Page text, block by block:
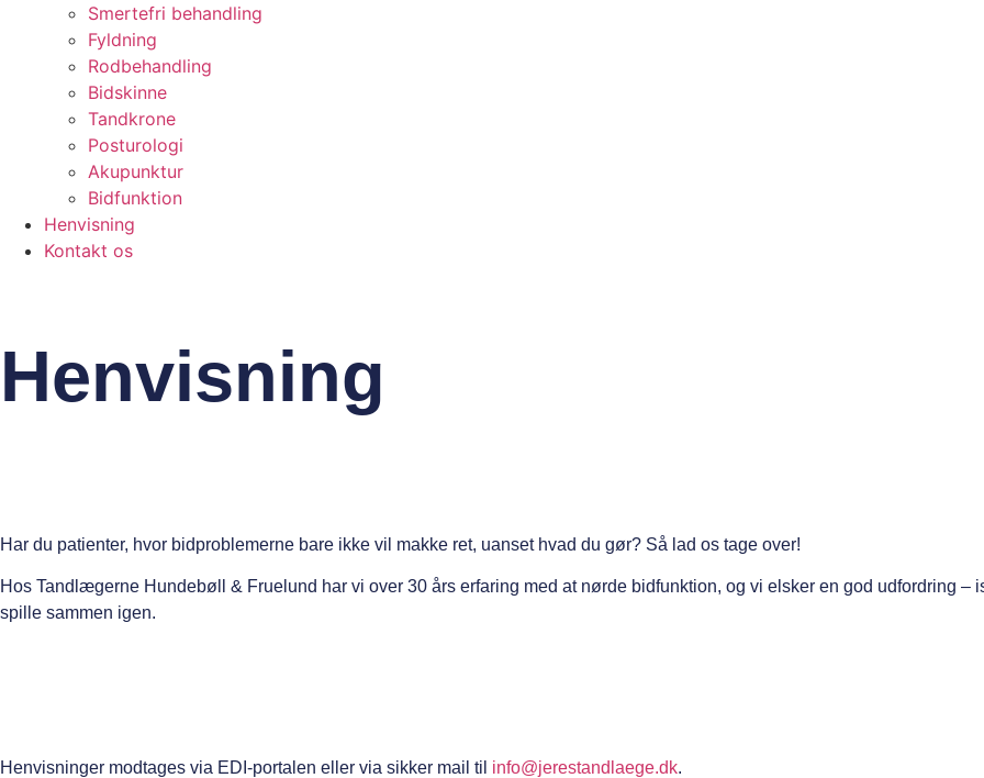
Smertefri behandling
Fyldning
Rodbehandling
Bidskinne
Tandkrone
Posturologi
Akupunktur
Bidfunktion
Henvisning
Kontakt os
Henvisning
Har du patienter, hvor bidproblemerne bare ikke vil makke ret, uanset hvad du gør? Så lad os tage over!
Hos Tandlægerne Hundebøll & Fruelund har vi over 30 års erfaring med at nørde bidfunktion, og vi elsker en god udfordring
spille sammen igen.
Henvisninger modtages via EDI-portalen eller via sikker mail til info@jerestandlaege.dk.